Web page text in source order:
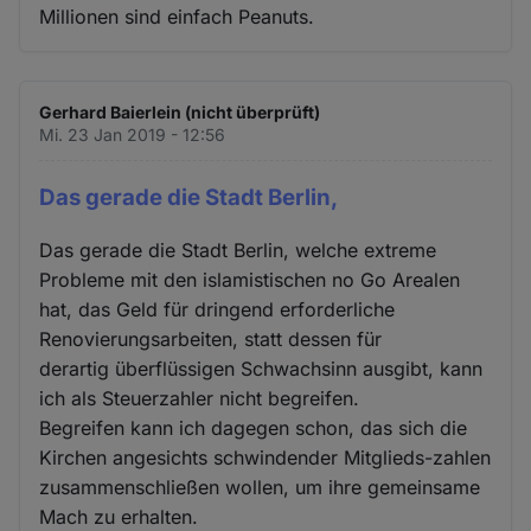
Millionen sind einfach Peanuts.
Gerhard Baierlein (nicht überprüft)
Mi. 23 Jan 2019 - 12:56
Das gerade die Stadt Berlin,
Das gerade die Stadt Berlin, welche extreme
Probleme mit den islamistischen no Go Arealen
hat, das Geld für dringend erforderliche
Renovierungsarbeiten, statt dessen für
derartig überflüssigen Schwachsinn ausgibt, kann
ich als Steuerzahler nicht begreifen.
Begreifen kann ich dagegen schon, das sich die
Kirchen angesichts schwindender Mitglieds-zahlen
zusammenschließen wollen, um ihre gemeinsame
Mach zu erhalten.